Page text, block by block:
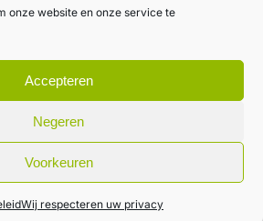
onze website en onze service te
Accepteren
Negeren
Voorkeuren
Wij respecteren uw privacy
aanvragen
veld naar je inbox.
|Privacybeleid| gemaakt met door
creativitijd